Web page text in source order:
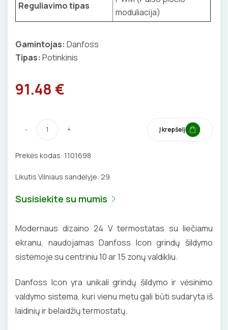
VENTILIATORIAI
BATERIJOS
ŽAIBOSAUGA IR ĮŽEMINIMAS
BŪGNAI KABELIŲ VYNIOJIMUI
GULSČIUKAI
ETIKEČIŲ SPAUSDINTUVAI
Reguliavimo tipas
moduliacija)
Gamintojas: Danfoss
Tipas: Potinkinis
91.48 €
- + Į krepšelį
Prekės kodas: 1101698
Likutis Vilniaus sandėlyje: 29
Susisiekite su mumis
Modernaus dizaino 24 V termostatas su liečiamu
ekranu, naudojamas Danfoss Icon grindų šildymo
sistemoje su centriniu 10 ar 15 zonų valdikliu.
Danfoss Icon yra unikali grindų šildymo ir vėsinimo
valdymo sistema, kuri vienu metu gali būti sudaryta iš
laidinių ir belaidžių termostatų.